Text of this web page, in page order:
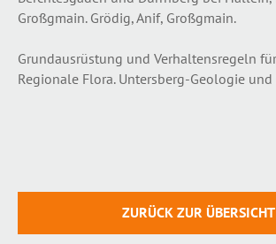
Großgmain. Grödig, Anif, Großgmain.
Grundausrüstung und Verhaltensregeln
Regionale Flora. Untersberg-Geologie
ZURÜCK ZUR ÜBERSICHT